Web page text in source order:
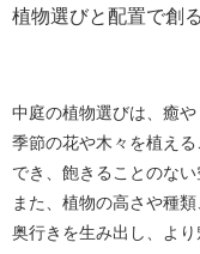
植物選びと配置で創
中庭の植物選びは、癒
季節の花や木々を植え
でき、飽きることのない
また、植物の高さや種
奥行きを生み出し、よ